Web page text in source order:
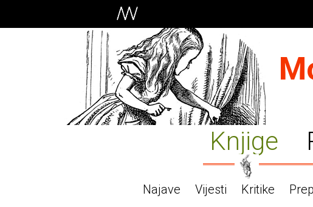
Knjige
Najave Vijesti Kritike